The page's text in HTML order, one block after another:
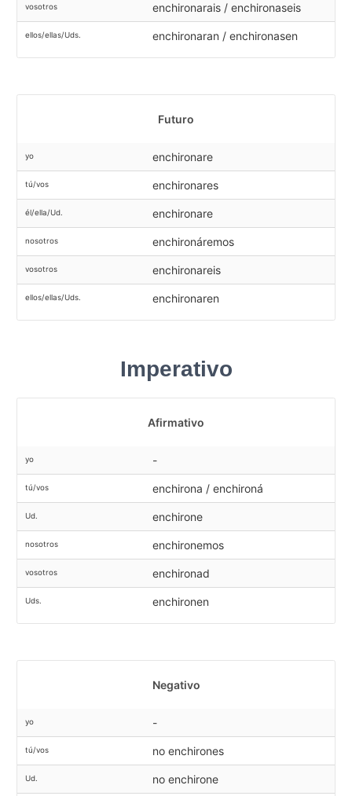
vosotros enchironarais / enchironaseis
ellos/ellas/Uds. enchironaran / enchironasen
Futuro
yo enchironare
tú/vos enchironares
él/ella/Ud. enchironare
nosotros enchironáremos
vosotros enchironareis
ellos/ellas/Uds. enchironaren
Imperativo
Afirmativo
yo -
tú/vos enchirona / enchironá
Ud. enchirone
nosotros enchironemos
vosotros enchironad
Uds. enchironen
Negativo
yo -
tú/vos no enchirones
Ud. no enchirone